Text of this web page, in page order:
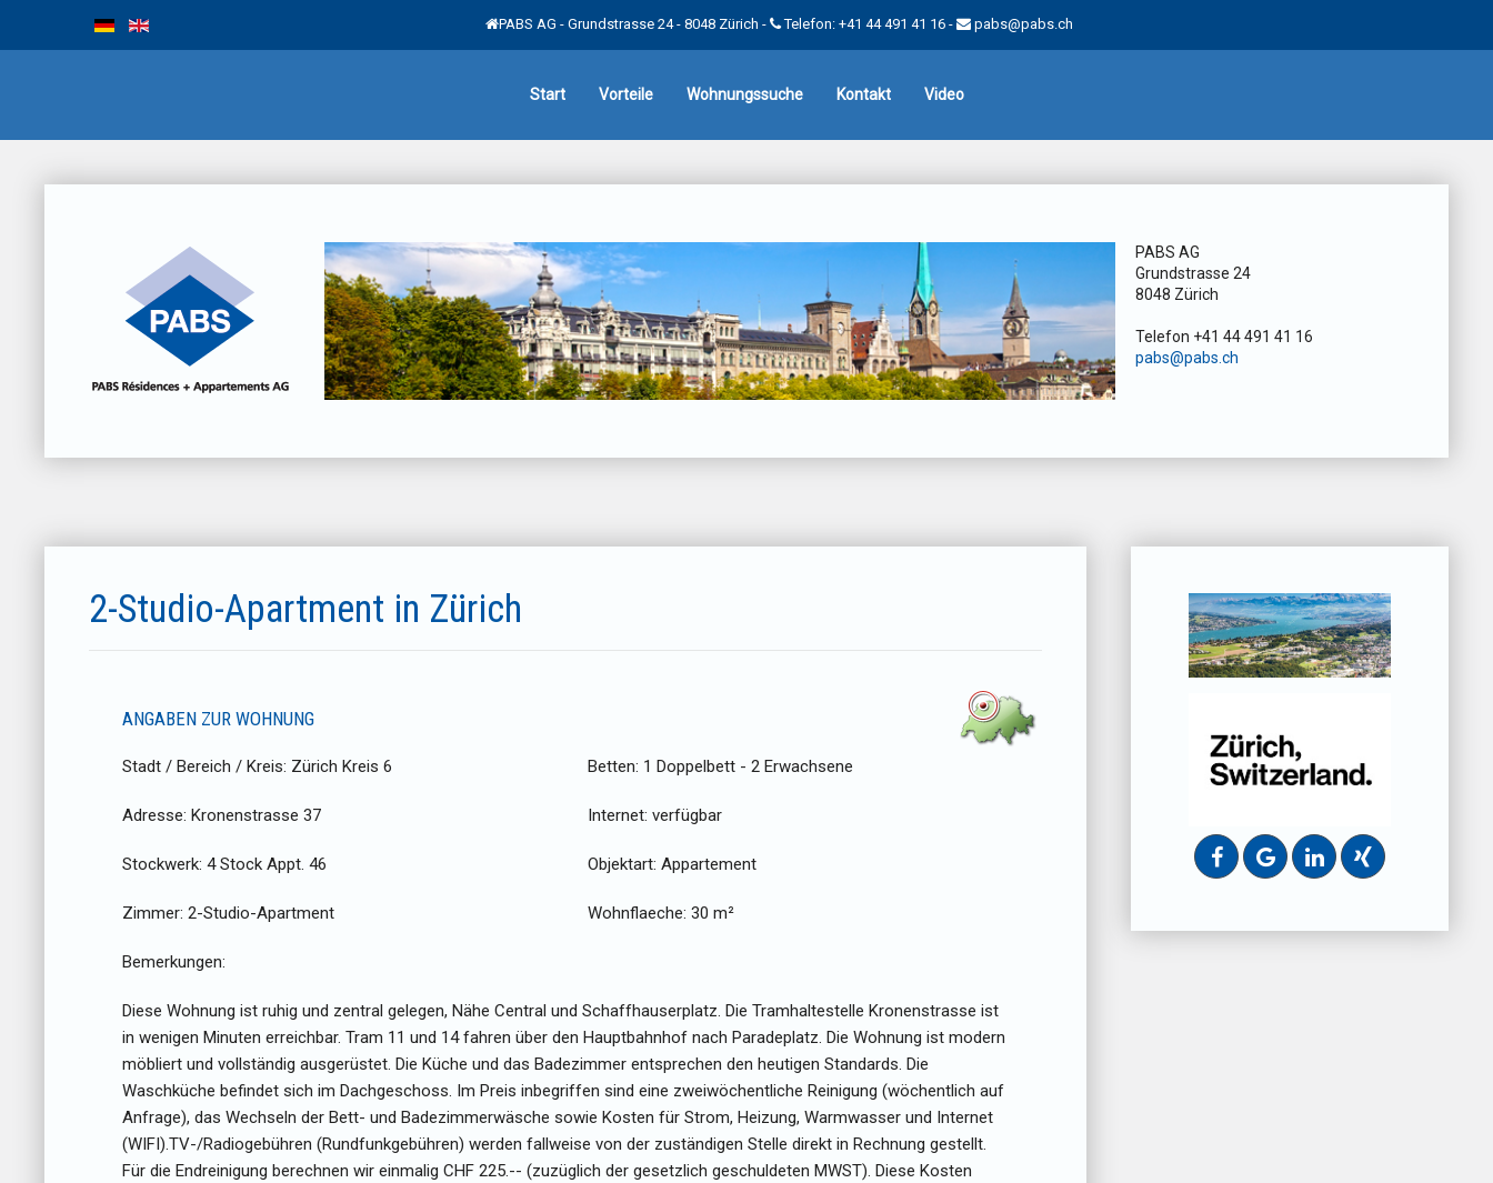
PABS AG - Grundstrasse 24 - 8048 Zürich - Telefon: +41 44 491 41 16 - pabs@pabs.ch
Start Vorteile Wohnungssuche Kontakt Video
PABS AG
Grundstrasse 24
8048 Zürich
Telefon +41 44 491 41 16
pabs@pabs.ch
2-Studio-Apartment in Zürich
ANGABEN ZUR WOHNUNG
Stadt / Bereich / Kreis: Zürich Kreis 6
Adresse: Kronenstrasse 37
Stockwerk: 4 Stock Appt. 46
Zimmer: 2-Studio-Apartment
Bemerkungen:
Betten: 1 Doppelbett - 2 Erwachsene
Internet: verfügbar
Objektart: Appartement
Wohnflaeche: 30 m²
Diese Wohnung ist ruhig und zentral gelegen, Nähe Central und Schaffhauserplatz. Die Tramhaltestelle Kronenstrasse ist
in wenigen Minuten erreichbar. Tram 11 und 14 fahren über den Hauptbahnhof nach Paradeplatz. Die Wohnung ist modern
möbliert und vollständig ausgerüstet. Die Küche und das Badezimmer entsprechen den heutigen Standards. Die
Waschküche befindet sich im Dachgeschoss. Im Preis inbegriffen sind eine zweiwöchentliche Reinigung (wöchentlich auf
Anfrage), das Wechseln der Bett- und Badezimmerwäsche sowie Kosten für Strom, Heizung, Warmwasser und Internet
(WIFI).TV-/Radiogebühren (Rundfunkgebühren) werden fallweise von der zuständigen Stelle direkt in Rechnung gestellt.
Für die Endreinigung berechnen wir einmalig CHF 225.-- (zuzüglich der gesetzlich geschuldeten MWST). Diese Kosten